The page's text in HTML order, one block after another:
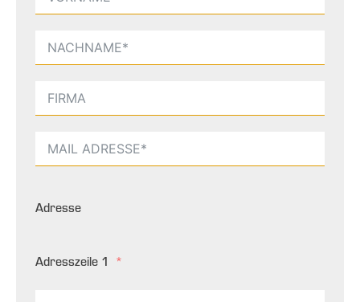
Adresse
Adresszeile 1